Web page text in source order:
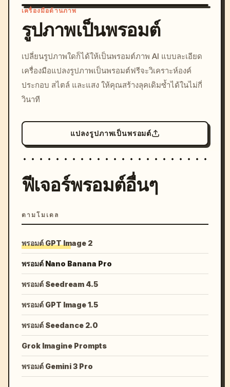
c, cyberpunk sunset, neon
colors, 8k --v 6.0
เครื่องมือด้านภาพ
รูปภาพเป็นพรอมต์
เปลี่ยนรูปภาพใดก็ได้ให้เป็นพรอมต์ภาพ AI แบบละเอียด
เครื่องมือแปลงรูปภาพเป็นพรอมต์ฟรีจะวิเคราะห์องค์
ประกอบ สไตล์ และแสง ให้คุณสร้างลุคเดิมซ้ำได้ในไม่กี่
วินาที
แปลงรูปภาพเป็นพรอมต์
ฟีเจอร์พรอมต์อื่นๆ
ตามโมเดล
พรอมต์ GPT Image 2
พรอมต์ Nano Banana Pro
พรอมต์ Seedream 4.5
พรอมต์ GPT Image 1.5
พรอมต์ Seedance 2.0
Grok Imagine Prompts
พรอมต์ Gemini 3 Pro